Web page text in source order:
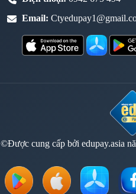
Email:
©Được cung cấp bởi edupay.asia